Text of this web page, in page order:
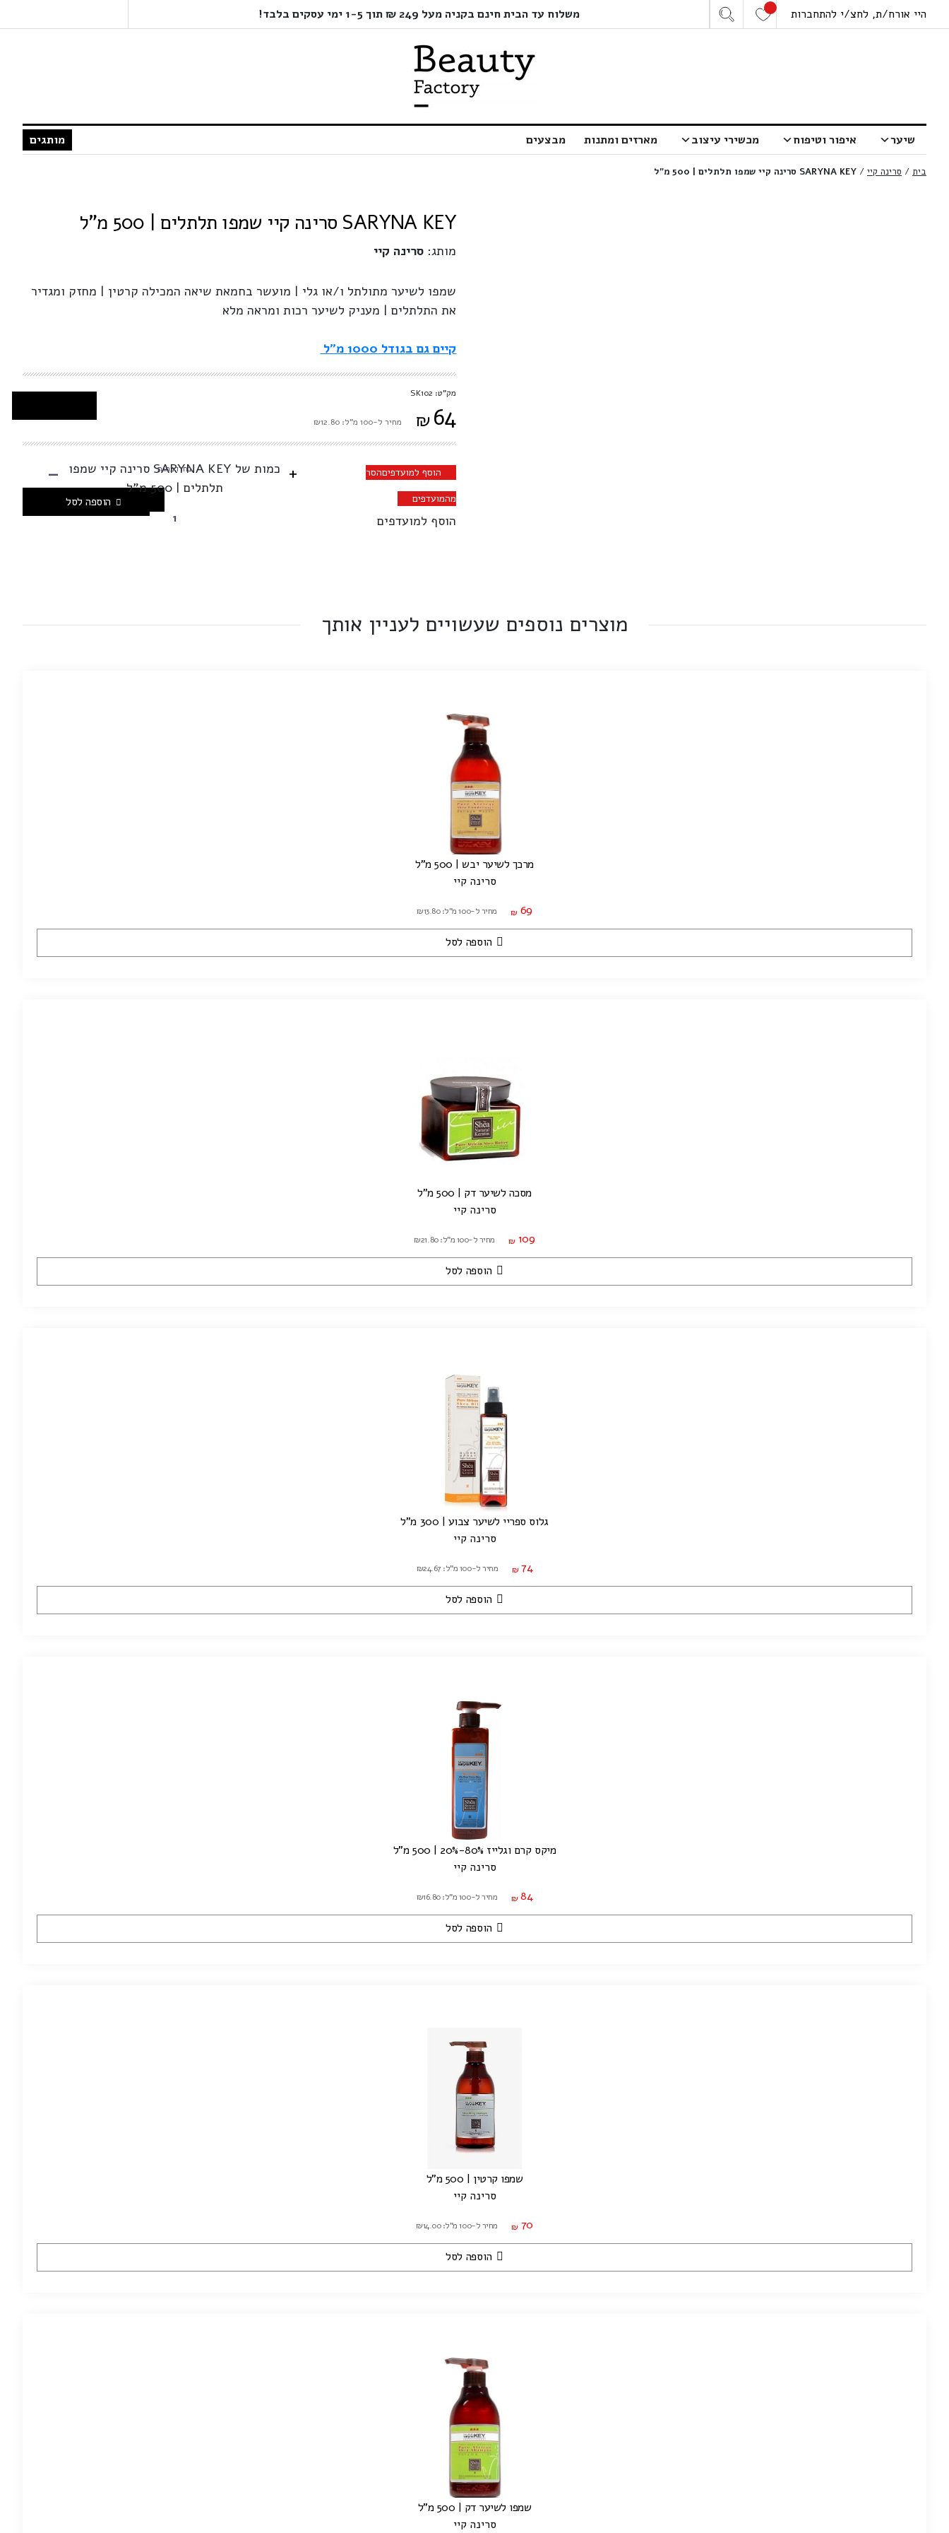
היי אורח/ת, לחצ/י להתחברות משלוח עד הבית חינם בקניה מעל 249 ₪ תוך 1-5 ימי עסקים בלבד!
שיער איפור וטיפוח מכשירי עיצוב מארזים ומתנות מבצעים מותגים
בית / סרינה קיי / SARYNA KEY סרינה קיי שמפו תלתלים | 500 מ”ל
SARYNA KEY סרינה קיי שמפו תלתלים | 500 מ"ל
מותג: סרינה קיי
שמפו לשיער מתולתל ו/או גלי | מועשר בחמאת שיאה המכילה קרטין | מחזק ומגדיר
את התלתלים | מעניק לשיער רכות ומראה מלא
קיים גם בגודל 1000 מ"ל
מק"ט: SK102
₪64 מחיר ל-100 מ"ל: ₪12.80
+
כמות של SARYNA KEY סרינה קיי שמפו
תלתלים | 500 מ"ל
בחרו כמות -
הוספה לסל
הוסף למועדפיםהסר
מהמועדפים
הוסף למועדפים
מוצרים נוספים שעשויים לעניין אותך
מרכך לשיער יבש | 500 מ"ל
סרינה קיי
₪ 69 מחיר ל-100 מ"ל: ₪13.80
הוספה לסל
מסכה לשיער דק | 500 מ"ל
סרינה קיי
₪ 109 מחיר ל-100 מ"ל: ₪21.80
הוספה לסל
גלוס ספריי לשיער צבוע | 300 מ"ל
סרינה קיי
₪ 74 מחיר ל-100 מ"ל: ₪24.67
הוספה לסל
מיקס קרם וגלייז 80%-20% | 500 מ"ל
סרינה קיי
₪ 84 מחיר ל-100 מ"ל: ₪16.80
הוספה לסל
שמפו קרטין | 500 מ"ל
סרינה קיי
₪ 70 מחיר ל-100 מ"ל: ₪14.00
הוספה לסל
שמפו לשיער דק | 500 מ"ל
סרינה קיי